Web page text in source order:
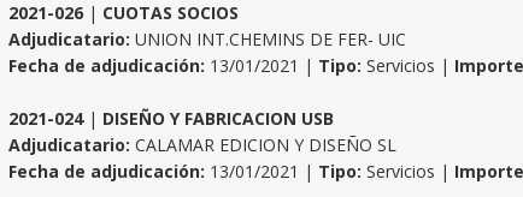
2021-026 | CUOTAS SOCIOS
Adjudicatario: UNION INT.CHEMINS DE FER- UIC
Fecha de adjudicación: 13/01/2021 | Tipo: Servicios |
2021-024| DISEÑO Y FABRICACION USB
Adjudicatario: CALAMAR EDICION Y DISEÑO SL
Fecha de adjudicación: 13/01/2021 | Tipo: Servicios |